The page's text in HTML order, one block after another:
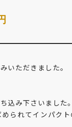
いただきました。
込み下さいました。
られてインパク